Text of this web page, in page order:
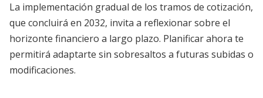
La implementación gradual de los tramos de cotización,
que concluirá en 2032, invita a reflexionar sobre el
horizonte financiero a largo plazo. Planificar ahora te
permitirá adaptarte sin sobresaltos a futuras subidas o
modificaciones.